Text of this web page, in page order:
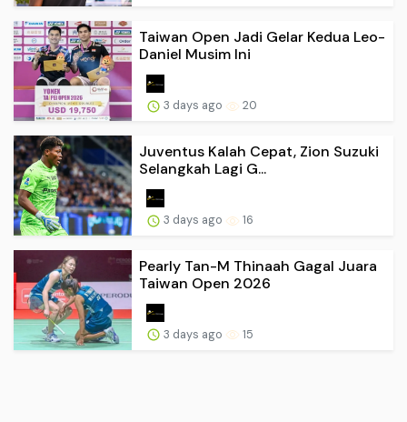
Taiwan Open Jadi Gelar Kedua Leo-
Daniel Musim Ini
3 days ago 20
Juventus Kalah Cepat, Zion Suzuki
Selangkah Lagi G...
3 days ago 16
Pearly Tan-M Thinaah Gagal Juara
Taiwan Open 2026
3 days ago 15